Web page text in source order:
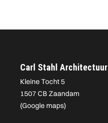
Carl Stahl Architectuur
Kleine Tocht 5
1507 CB Zaandam
(Google maps)